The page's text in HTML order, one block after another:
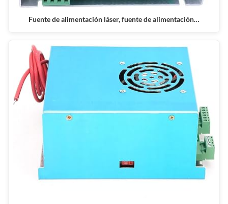
Fuente de alimentación láser, fuente de alimentación…